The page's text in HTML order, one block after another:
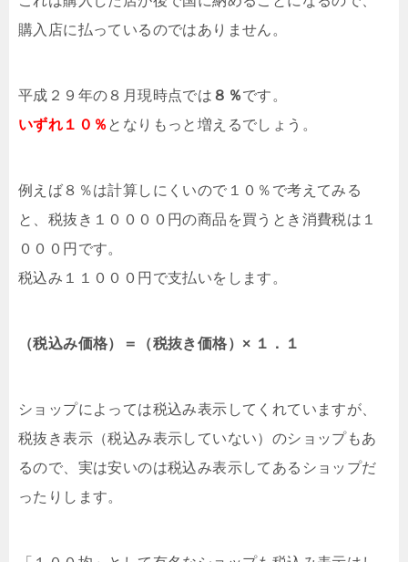
購入店に払っているのではありません。
平成２９年の８月現時点では ８％です。
いずれ１０％ となりもっと増えるでしょう。
例えば８％は計算しにくいので１０％で考えてみる
と、税抜き１００００円の商品を買うとき消費税は１
０００円です。
税込み１１０００円で支払いをします。
（税込み価格）＝（税抜き価格）× １．１
ショップによっては税込み表示してくれていますが、
税抜き表示（税込み表示していない）のショップもあ
るので、実は安いのは税込み表示してあるショップだ
ったりします。